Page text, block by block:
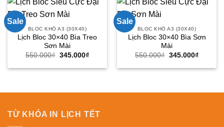
Sale
BLOC KHỔ A3 (30X40)
Lịch Bloc 30×40 Bìa Treo
Sơn Mài
550.000₫ Giá
là:
345.000₫Giá
tại
Sale
BLOC KHỔ A3 (30X40)
Lịch Bloc 30×40 Bìa Sơn
Mài
550.000₫ Giá
là:
345.000₫Giá
tại
TỪ KHÓA IN LỊCH TẾT